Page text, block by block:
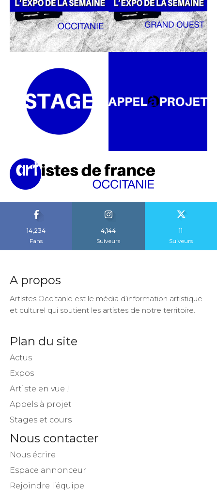
14,234
Fans
4,144
Suiveurs
11
Suiveurs
A propos
Artistes Occitanie est le média d’information artistique
et culturel qui soutient les artistes de notre territoire.
Plan du site
Actus
Expos
Artiste en vue !
Appels à projet
Stages et cours
Nous contacter
Nous écrire
Espace annonceur
Rejoindre l’équipe